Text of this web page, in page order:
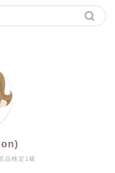
品検定1級